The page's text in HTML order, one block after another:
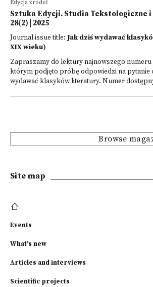
Edycja źródeł
Sztuka Edycji. Studia Tekstologiczne i
28(2) | 2025
Journal issue title: Jak dziś wydawać
XIX wieku)
Zapraszamy do lektury najnowszego numeru
którym podjęto próbę odpowiedzi na pytanie
wydawać klasyków literatury. Numer
Browse
Site map
Events
What's new
Articles and interviews
Scientific projects